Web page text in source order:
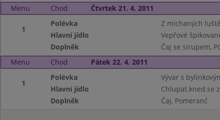
Menu
Chod Čtvrtek 21. 4. 2011
1
Polévka
Z míchaných
Hlavní jídlo
Vepřové
Doplněk
Čaj se sirupem,
Menu
Chod Pátek 22. 4. 2011
1
Polévka
Vývar s
Hlavní jídlo
Chlupat.kned.se
Doplněk
Čaj, Pomeranč